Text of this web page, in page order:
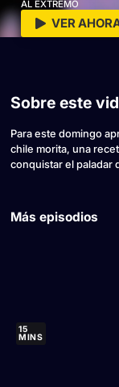
AL EXTREMO
VER
Sobre este
Para este domingo
chile morita, una
conquistar el paladar
Más episodios
15
MINS